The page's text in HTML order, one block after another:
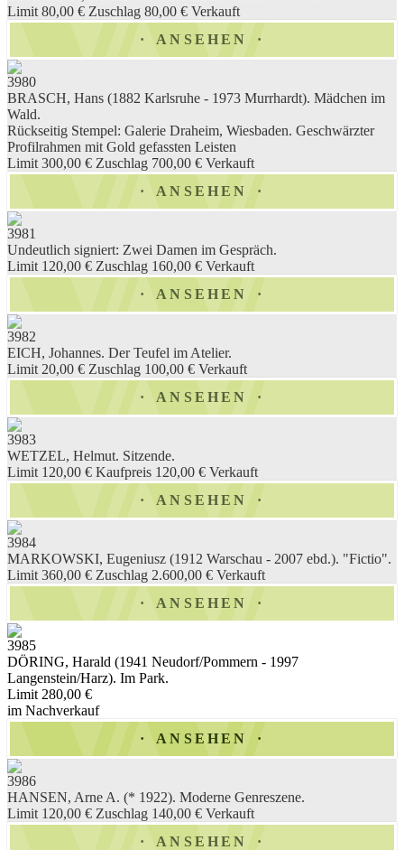
Limit 80,00 € Zuschlag 80,00 € Verkauft
ANSEHEN
3980
BRASCH, Hans (1882 Karlsruhe - 1973 Murrhardt). Mädchen im
Wald.
Rückseitig Stempel: Galerie Draheim, Wiesbaden. Geschwärzter
Profilrahmen mit Gold gefassten Leisten
Limit 300,00 € Zuschlag 700,00 € Verkauft
ANSEHEN
3981
Undeutlich signiert: Zwei Damen im Gespräch.
Limit 120,00 € Zuschlag 160,00 € Verkauft
ANSEHEN
3982
EICH, Johannes. Der Teufel im Atelier.
Limit 20,00 € Zuschlag 100,00 € Verkauft
ANSEHEN
3983
WETZEL, Helmut. Sitzende.
Limit 120,00 € Kaufpreis 120,00 € Verkauft
ANSEHEN
3984
MARKOWSKI, Eugeniusz (1912 Warschau - 2007 ebd.). "Fictio".
Limit 360,00 € Zuschlag 2.600,00 € Verkauft
ANSEHEN
3985
DÖRING, Harald (1941 Neudorf/Pommern - 1997
Langenstein/Harz). Im Park.
Limit 280,00 €
im Nachverkauf
ANSEHEN
3986
HANSEN, Arne A. (* 1922). Moderne Genreszene.
Limit 120,00 € Zuschlag 140,00 € Verkauft
ANSEHEN